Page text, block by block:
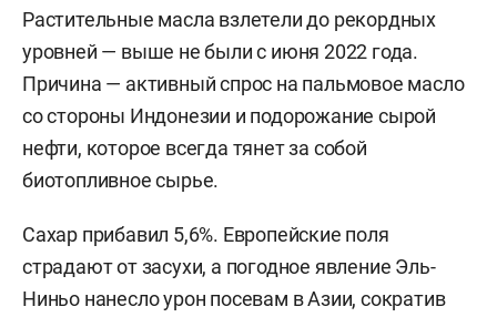
Растительные масла взлетели до рекордных
уровней — выше не были с июня 2022 года.
Причина — активный спрос на пальмовое масло
со стороны Индонезии и подорожание сырой
нефти, которое всегда тянет за собой
биотопливное сырье.
Сахар прибавил 5,6%. Европейские поля
страдают от засухи, а погодное явление Эль-
Ниньо нанесло урон посевам в Азии, сократив